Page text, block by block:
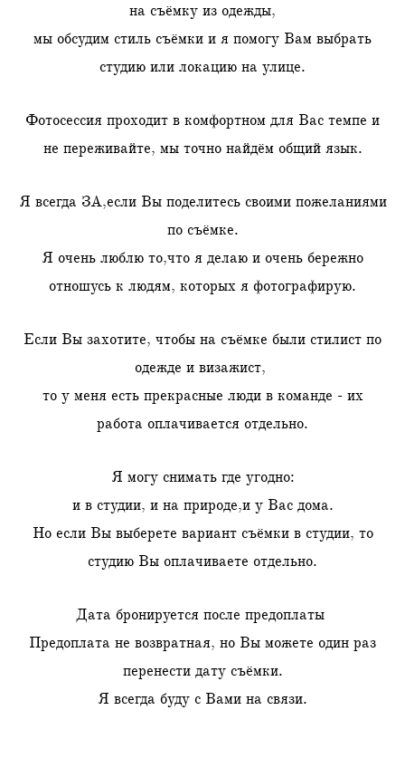
на съёмку из одежды,
мы обсудим стиль съёмки и я помогу Вам выбрать
студию или локацию на улице.
Фотосессия проходит в комфортном для Вас темпе и
не переживайте, мы точно найдём общий язык.
Я всегда ЗА,если Вы поделитесь своими пожеланиями
по съёмке.
Я очень люблю то,что я делаю и очень бережно
отношусь к людям, которых я фотографирую.
Если Вы захотите, чтобы на съёмке были стилист по
одежде и визажист,
то у меня есть прекрасные люди в команде - их
работа оплачивается отдельно.
Я могу снимать где угодно:
и в студии, и на природе,и у Вас дома.
Но если Вы выберете вариант съёмки в студии, то
студию Вы оплачиваете отдельно.
Дата бронируется после предоплаты
Предоплата не возвратная, но Вы можете один раз
перенести дату съёмки.
Я всегда буду с Вами на связи.